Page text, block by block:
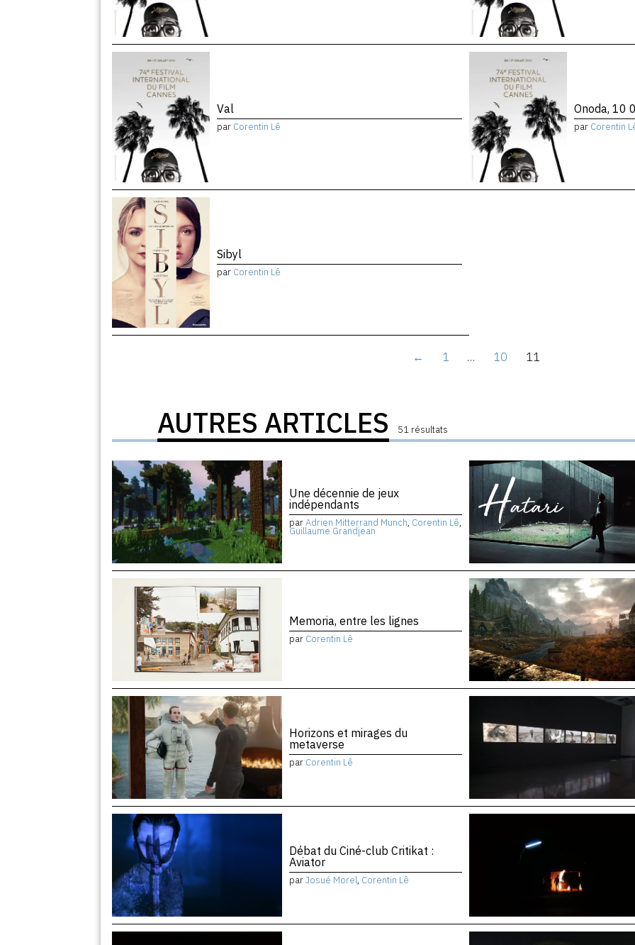
Val
par Corentin Lê
Onoda, 10
par Corentin
Sibyl
par Corentin Lê
← 1 … 10 11
AUTRES ARTICLES 51 résultats
Une décennie de jeux
indépendants
parAdrien Mitterrand Munch, Corentin Lê,
Guillaume Grandjean
Memoria, entre les lignes
par Corentin Lê
Horizons et mirages du
metaverse
par Corentin Lê
Débat du Ciné-club Critikat :
Aviator
parJosué Morel, Corentin Lê